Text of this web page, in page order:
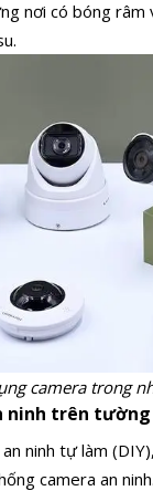
nơi có bóng râm
camera trong
ninh trên tường
ninh tự làm
camera an